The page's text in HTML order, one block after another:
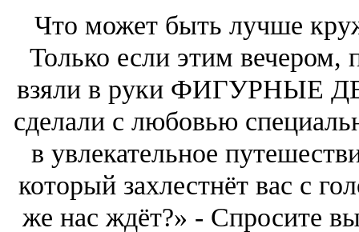
Что может быть лучше
Только если этим
взяли в руки ФИГУРНЫЕ
сделали с любовью
в увлекательное
который захлестнёт вас с
же нас ждёт?» - Спросите